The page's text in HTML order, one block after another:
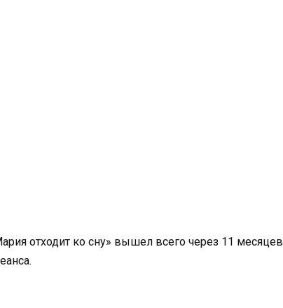
отходит ко сну» вышел всего через 11 месяцев